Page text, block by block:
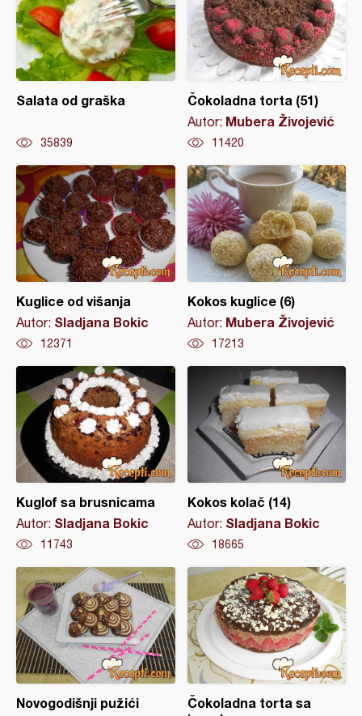
Salata od graška
35839
Čokoladna torta (51)
Autor: Mubera Živojević
11420
Kuglice od višanja
Autor: Sladjana Bokic
12371
Kokos kuglice (6)
Autor: Mubera Živojević
17213
Kuglof sa brusnicama
Autor: Sladjana Bokic
11743
Kokos kolač (14)
Autor: Sladjana Bokic
18665
Novogodišnji pužići
Čokoladna torta sa